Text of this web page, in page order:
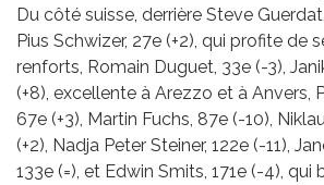
Du côté suisse, derrière Steve
Pius Schwizer, 27e (+2), qui profite de
renforts, Romain Duguet, 33e (-3),
(+8), excellente à Arezzo et à Anvers,
67e (+3), Martin Fuchs, 87e (-10),
(+2), Nadja Peter Steiner, 122e (-11),
133e (=), et Edwin Smits, 171e (-4), qui